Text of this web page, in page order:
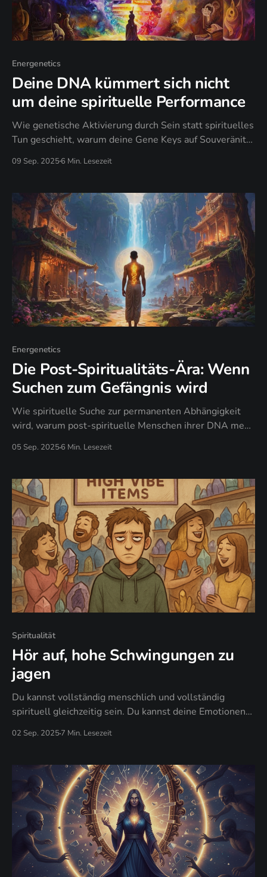
Energenetics
Deine DNA kümmert sich nicht
um deine spirituelle Performance
Wie genetische Aktivierung durch Sein statt spirituelles
Tun geschieht, warum deine Gene Keys auf Souveränität
authentische Evolution spirituelle Performance ersetzt.
09 Sep. 2025 6 Min. Lesezeit
Energenetics
Die Post-Spiritualitäts-Ära: Wenn
Suchen zum Gefängnis wird
Wie spirituelle Suche zur permanenten Abhängigkeit
wird, warum post-spirituelle Menschen ihrer DNA mehr
Momente heiliger werden als Erleuchtungserfahrungen.
05 Sep. 2025 6 Min. Lesezeit
Spiritualität
Hör auf, hohe Schwingungen zu
jagen
Du kannst vollständig menschlich und vollständig
spirituell gleichzeitig sein. Du kannst deine Emotionen
ehren, ohne von ihnen kontrolliert zu werden. Du kannst
deiner authentischen Frequenz vertrauen, ohne externe
02 Sep. 2025 7 Min. Lesezeit